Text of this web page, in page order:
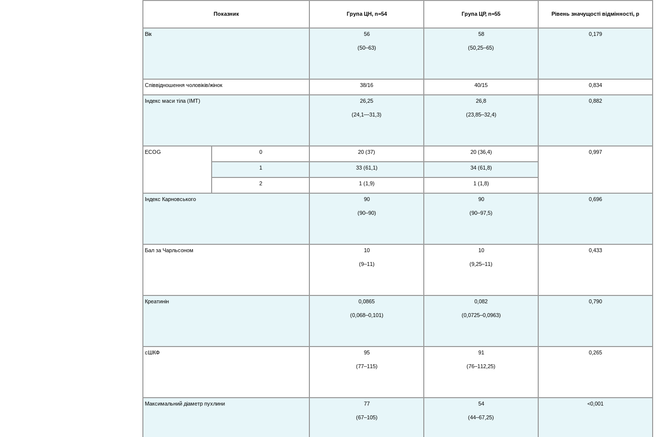
Показник Група ЦН, n=54 Група ЦР, n=55 Рівень значущості відмінності, p
Вік 56
(50–63)
58
(50,25–65)
0,179
Співвідношення чоловіків/жінок 38/16 40/15 0,834
Індекс маси тіла (ІМТ) 26,25
(24,1—31,3)
26,8
(23,85–32,4)
0,882
ECOG 0 20 (37) 20 (36,4) 0,997
1 33 (61,1) 34 (61,8)
2 1 (1,9) 1 (1,8)
Індекс Карновського 90
(90–90)
90
(90–97,5)
0,696
Бал за Чарльсоном 10
(9–11)
10
(9,25–11)
0,433
Креатинін 0,0865
(0,068–0,101)
0,082
(0,0725–0,0963)
0,790
сШКФ 95
(77–115)
91
(76–112,25)
0,265
Максимальний діаметр пухлини 77
(67–105)
54
(44–67,25)
<0,001